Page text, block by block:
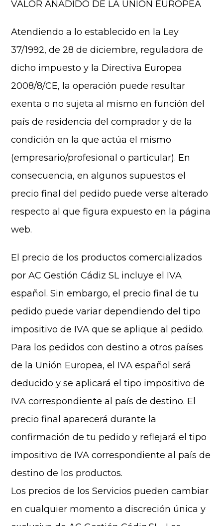
VALOR AÑADIDO DE LA UNIÓN EUROPEA
Atendiendo a lo establecido en la Ley
37/1992, de 28 de diciembre, reguladora de
dicho impuesto y la Directiva Europea
2008/8/CE, la operación puede resultar
exenta o no sujeta al mismo en función del
país de residencia del comprador y de la
condición en la que actúa el mismo
(empresario/profesional o particular). En
consecuencia, en algunos supuestos el
precio final del pedido puede verse alterado
respecto al que figura expuesto en la página
web.
El precio de los productos comercializados
por AC Gestión Cádiz SL incluye el IVA
español. Sin embargo, el precio final de tu
pedido puede variar dependiendo del tipo
impositivo de IVA que se aplique al pedido.
Para los pedidos con destino a otros países
de la Unión Europea, el IVA español será
deducido y se aplicará el tipo impositivo de
IVA correspondiente al país de destino. El
precio final aparecerá durante la
confirmación de tu pedido y reflejará el tipo
impositivo de IVA correspondiente al país de
destino de los productos.
Los precios de los Servicios pueden cambiar
en cualquier momento a discreción única y